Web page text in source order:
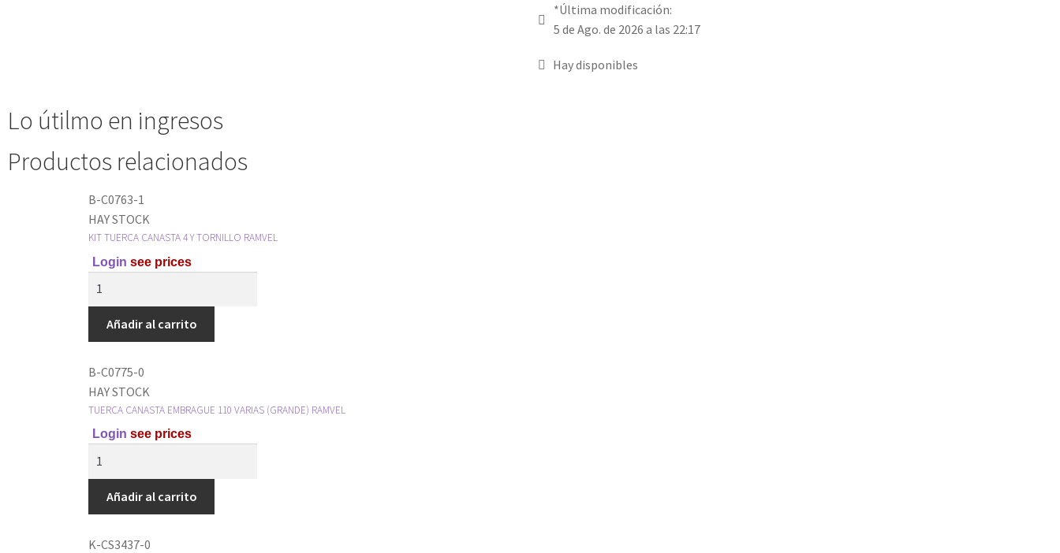
*Última modificación:
5 de Ago. de 2026 a las 22:17
Hay disponibles
Lo útilmo en ingresos
Productos relacionados
B-C0763-1
HAY STOCK
KIT TUERCA CANASTA 4 Y TORNILLO RAMVEL
Login see prices
Añadir al carrito
B-C0775-0
HAY STOCK
TUERCA CANASTA EMBRAGUE 110 VARIAS (GRANDE) RAMVEL
Login see prices
Añadir al carrito
K-CS3437-0